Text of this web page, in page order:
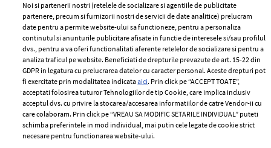
ELLE Style Awards
2024
Despre ELLE
Romania
Contact
Abonamente
Termeni si conditii
Politica de
confidențialitate
Politica de cookies
Publicitate
Noi si partenerii nostri (retelele de socializare si agentiile de publicitate
partenere, precum si furnizorii nostri de servicii de date analitice) prelucram
date pentru a permite website-ului sa functioneze, pentru a personaliza
continutul si anunturile publicitare afisate in functie de interesele si/sau profilul
dvs., pentru a va oferi functionalitati aferente retelelor de socializare si pentru a
analiza traficul pe website. Beneficiati de drepturile prevazute de art. 15-22 din
GDPR in legatura cu prelucrarea datelor cu caracter personal. Aceste drepturi pot
fi exercitate prin modalitatea indicataaici. Prin click pe “ACCEPT TOATE”,
acceptati folosirea tuturor Tehnologiilor de tip Cookie, care implica inclusiv
acceptul dvs. cu privire la stocarea/accesarea informatiilor de catre Vendor-ii cu
care colaboram. Prin click pe “VREAU SA MODIFIC SETARILE INDIVIDUAL” puteti
schimba preferintele in mod individual, mai putin cele legate de cookie strict
necesare pentru functionarea website-ului.